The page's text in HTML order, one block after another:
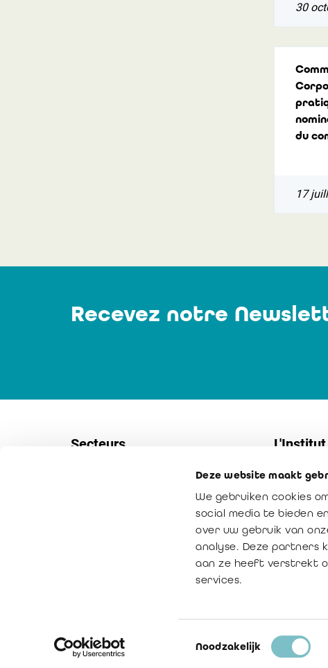
Deze website maakt
We gebruiken cookies
social media te bieden
over uw gebruik van
analyse. Deze partners
aan ze heeft verstrekt
services.
Toestemmingsselectie
Noodzakelijk
30
du
17
Recevez notre
Secteurs L'Institut
Contact
Notre
La valeur
© Copyright 2016 - 2026